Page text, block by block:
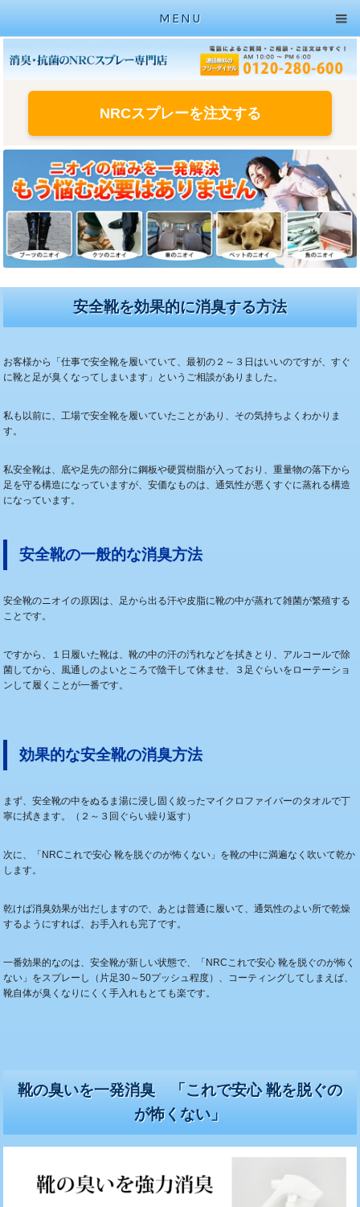
MENU
NRCスプレーを注文する
安全靴を効果的に消臭する方法
お客様から「仕事で安全靴を履いていて、最初の２～３日はいいのですが、すぐ
に靴と足が臭くなってしまいます」というご相談がありました。
私も以前に、工場で安全靴を履いていたことがあり、その気持ちよくわかりま
す。
私安全靴は、底や足先の部分に鋼板や硬質樹脂が入っており、重量物の落下から
足を守る構造になっていますが、安価なものは、通気性が悪くすぐに蒸れる構造
になっています。
安全靴の一般的な消臭方法
安全靴のニオイの原因は、足から出る汗や皮脂に靴の中が蒸れて雑菌が繁殖する
ことです。
ですから、１日履いた靴は、靴の中の汗の汚れなどを拭きとり、アルコールで除
菌してから、風通しのよいところで陰干して休ませ、３足ぐらいをローテーショ
ンして履くことが一番です。
効果的な安全靴の消臭方法
まず、安全靴の中をぬるま湯に浸し固く絞ったマイクロファイバーのタオルで丁
寧に拭きます。（２～３回ぐらい繰り返す）
次に、「NRCこれで安心 靴を脱ぐのが怖くない」を靴の中に満遍なく吹いて乾か
します。
乾けば消臭効果が出だしますので、あとは普通に履いて、通気性のよい所で乾燥
するようにすれば、お手入れも完了です。
一番効果的なのは、安全靴が新しい状態で、「NRCこれで安心 靴を脱ぐのが怖く
ない」をスプレーし（片足30～50プッシュ程度）、コーティングしてしまえば、
靴自体が臭くなりにくく手入れもとても楽です。
靴の臭いを一発消臭 「これで安心 靴を脱ぐの
が怖くない」